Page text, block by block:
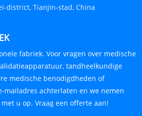
district, Tianjin-stad, China
fabriek. Voor vragen over medische
tandheelkundige
medische benodigdheden of
mailadres achterlaten en we nemen
u op. Vraag een offerte aan!